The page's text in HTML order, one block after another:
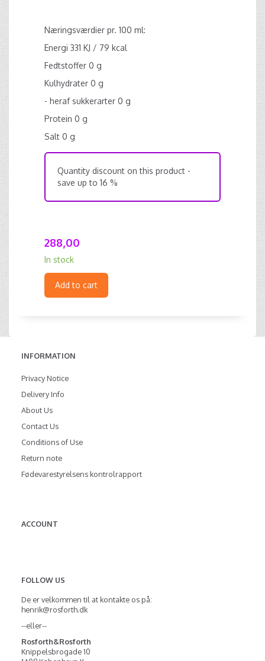
Næringsværdier pr. 100 ml:
Energi 331 KJ / 79 kcal
Fedtstoffer 0 g
Kulhydrater 0 g
- heraf sukkerarter 0 g
Protein 0 g
Salt 0 g
Quantity discount on this product -
save up to 16 %
288,00
In stock
Add to cart
INFORMATION
Privacy Notice
Delivery Info
About Us
Contact Us
Conditions of Use
Return note
Fødevarestyrelsens kontrolrapport
ACCOUNT
FOLLOW US
De er velkommen til at kontakte os på:
henrik@rosforth.dk
--eller--
Rosforth&Rosforth
Knippelsbrogade 10